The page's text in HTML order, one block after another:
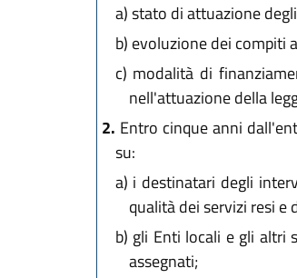
a)stato di attuazione
b) evoluzione dei compiti
c) modalità di
nell'attuazione della
2. Entro cinque anni
su:
a) i destinatari degli
qualità dei servizi resi
b) gli Enti locali e gli altri
assegnati;